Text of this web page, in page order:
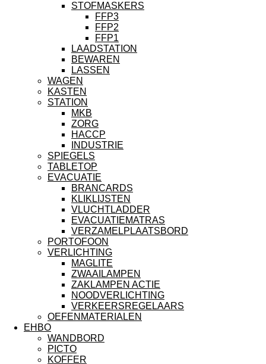
STOFMASKERS
FFP3
FFP2
FFP1
LAADSTATION
BEWAREN
LASSEN
WAGEN
KASTEN
STATION
MKB
ZORG
HACCP
INDUSTRIE
SPIEGELS
TABLETOP
EVACUATIE
BRANCARDS
KLIKLIJSTEN
VLUCHTLADDER
EVACUATIEMATRAS
VERZAMELPLAATSBORD
PORTOFOON
VERLICHTING
MAGLITE
ZWAAILAMPEN
ZAKLAMPEN ACTIE
NOODVERLICHTING
VERKEERSREGELAARS
OEFENMATERIALEN
EHBO
WANDBORD
PICTO
KOFFER